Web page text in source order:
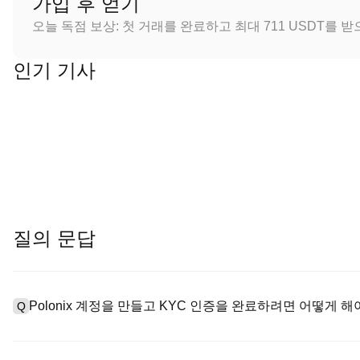
오늘 독점 보상: 첫 거래를 완료하고 최대 711 USDT를 받
인기 기사
질의 문답
Q Polonix 계정을 만들고 KYC 인증을 완료하려면 어떻게 해